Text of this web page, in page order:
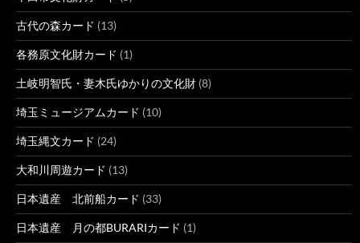
古代の森カード (13)
各務原文化財カード (1)
土岐明智氏・妻木氏ゆかりの文化財 (8)
埼玉ミュージアムカード (10)
埼玉縄文カード (24)
大和川周遊カード (13)
日本遺産 北前船カード (33)
日本遺産 月の都BURARIカード (1)